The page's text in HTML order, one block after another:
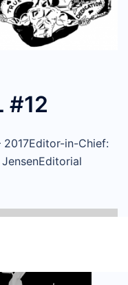
#12
2017Editor-in-Chief: